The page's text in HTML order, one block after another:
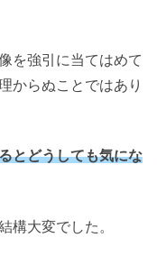
を強引に当てはめて
からぬことではあり
とどうしても気にな
構大変でした。